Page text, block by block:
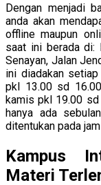
Dengan menjadi
anda akan
offline maupun
saat ini berada di:
Senayan, Jalan
ini diadakan
pkl 13.00 sd
kamis pkl 19.00 sd
hanya ada
ditentukan pada
Kampus
Materi